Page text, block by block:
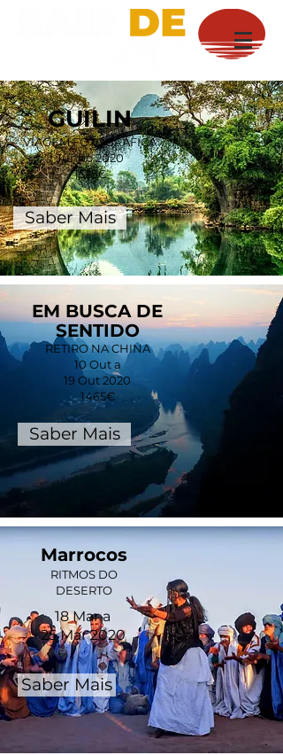
GUILIN
VIAGEM FOTOGRÁFICA
Junho 2020
1525€
Saber Mais
EM BUSCA DE
SENTIDO
RETIRO NA CHINA
10 Out a
19 Out 2020
1465€
Saber Mais
Marrocos
RITMOS DO
DESERTO
18 Mar a
25 Mar 2020
Saber Mais